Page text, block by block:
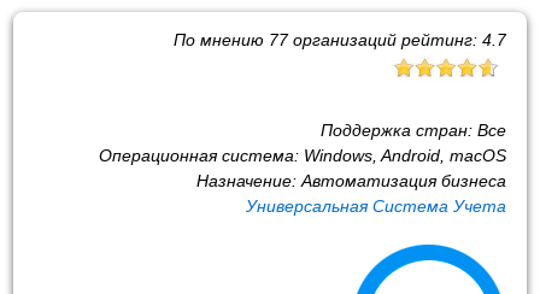
По мнению 77организаций рейтинг: 4.7
Поддержка стран: Все
Операционная система: Windows, Android, macOS
Назначение: Автоматизация бизнеса
Универсальная Система Учета